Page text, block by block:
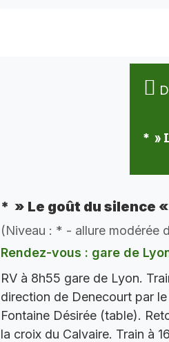
* »
* » Le goût du silence
(Niveau : * - allure modérée
Rendez-vous : gare de
RV à 8h55 gare de Lyon.
direction de Denecourt par
Fontaine Désirée (table).
la croix du Calvaire. Train à